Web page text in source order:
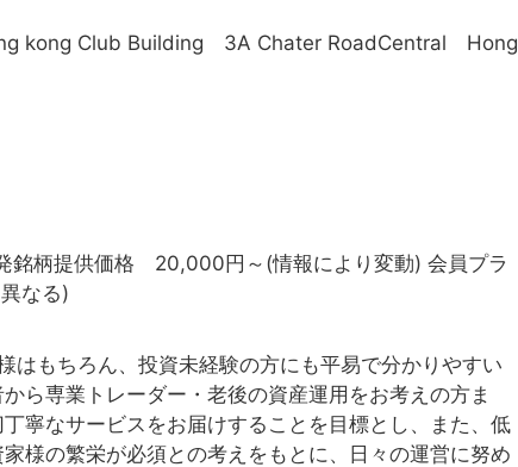
kong Club Building 3A Chater RoadCentral Hong
柄提供価格 20,000円～(情報により変動) 会員プラ
なる)
もちろん、投資未経験の方にも平易で分かりやすい
ら専業トレーダー・老後の資産運用をお考えの方ま
寧なサービスをお届けすることを目標とし、また、低
様の繁栄が必須との考えをもとに、日々の運営に努め